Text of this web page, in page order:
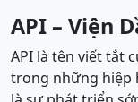
API – Viện
API là tên viết tắt
trong những hiệp